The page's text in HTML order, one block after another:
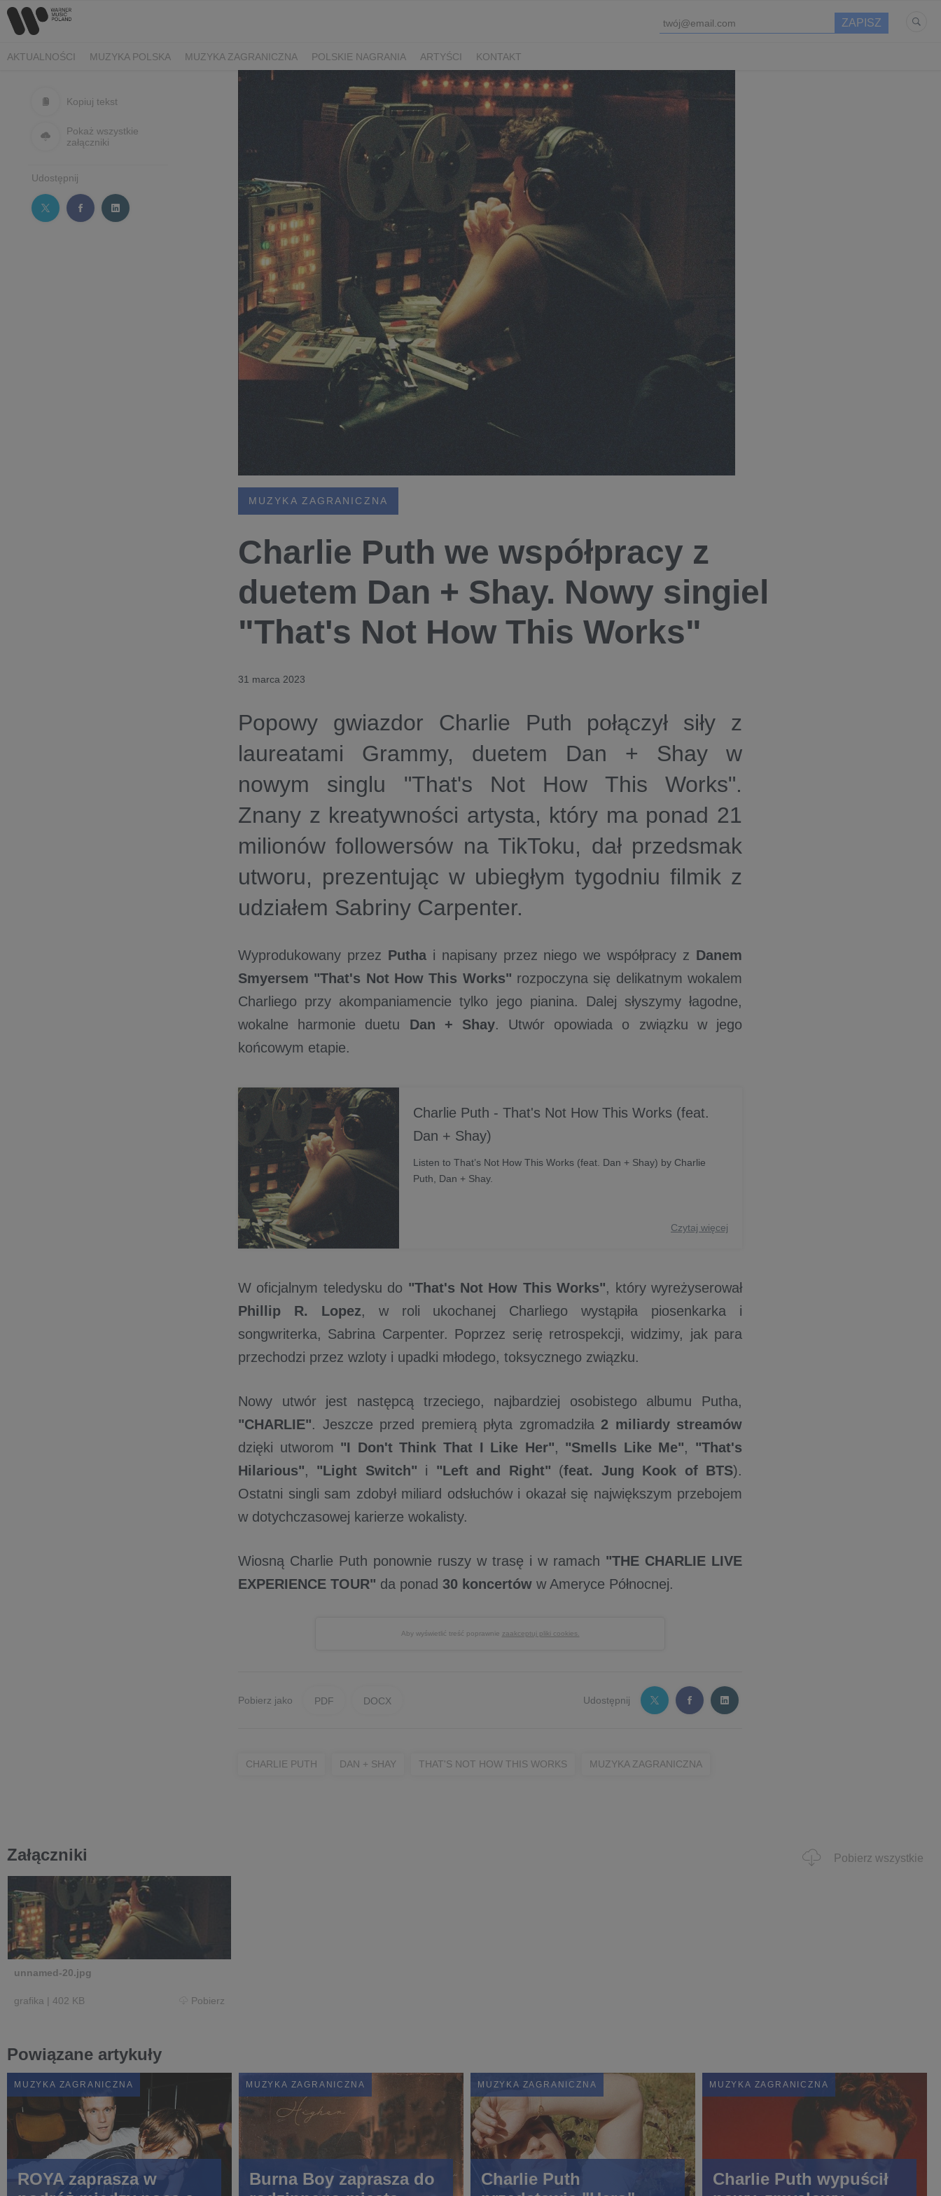
AKTUALNOŚCI MUZYKA POLSKA MUZYKA ZAGRANICZNA POLSKIE NAGRANIA ARTYŚCI KONTAKT
Kopiuj tekst
Pokaż wszystkie
załączniki
Udostępnij
MUZYKA ZAGRANICZNA
Charlie Puth we współpracy z
duetem Dan + Shay. Nowy singiel
"That's Not How This Works"
31 marca 2023
Popowy gwiazdor Charlie Puth połączył siły z
laureatami Grammy, duetem Dan + Shay w
nowym singlu "That's Not How This Works".
Znany z kreatywności artysta, który ma ponad 21
milionów followersów na TikToku, dał przedsmak
utworu, prezentując w ubiegłym tygodniu filmik z
udziałem Sabriny Carpenter.
Wyprodukowany przez Puthai napisany przez niego we współpracy z Danem
Smyersem "That's Not How This Works" rozpoczyna się delikatnym wokalem
Charliego przy akompaniamencie tylko jego pianina. Dalej słyszymy łagodne,
wokalne harmonie duetu Dan + Shay. Utwór opowiada o związku w jego
końcowym etapie.
Charlie Puth - That's Not How This Works (feat.
Dan + Shay)
Listen to That’s Not How This Works (feat. Dan + Shay) by Charlie
Puth, Dan + Shay.
Czytaj więcej
W oficjalnym teledysku do "That's Not How This Works", który wyreżyserował
Phillip R. Lopez, w roli ukochanej Charliego wystąpiła piosenkarka i
songwriterka, Sabrina Carpenter. Poprzez serię retrospekcji, widzimy, jak para
przechodzi przez wzloty i upadki młodego, toksycznego związku.
Nowy utwór jest następcą trzeciego, najbardziej osobistego albumu Putha,
"CHARLIE". Jeszcze przed premierą płyta zgromadziła 2 miliardy streamów
dzięki utworom "I Don't Think That I Like Her", "Smells Like Me", "That's
Hilarious", "Light Switch" i "Left and Right" (feat. Jung Kook of BTS).
Ostatni singli sam zdobył miliard odsłuchów i okazał się największym przebojem
w dotychczasowej karierze wokalisty.
Wiosną Charlie Puth ponownie ruszy w trasę i w ramach "THE CHARLIE LIVE
EXPERIENCE TOUR" da ponad 30 koncertów w Ameryce Północnej.
Aby wyświetlić treść poprawnie zaakceptuj pliki cookies.
Pobierz jako PDF DOCX Udostępnij
CHARLIE PUTH DAN + SHAY THAT'S NOT HOW THIS WORKS MUZYKA ZAGRANICZNA
Załączniki Pobierz wszystkie
unnamed-20.jpg
grafika | 402 KB Pobierz
Powiązane artykuły
MUZYKA ZAGRANICZNA
ROYA zaprasza w
MUZYKA ZAGRANICZNA
Burna Boy zaprasza do
MUZYKA ZAGRANICZNA
Charlie Puth
MUZYKA ZAGRANICZNA
Charlie Puth wypuścił